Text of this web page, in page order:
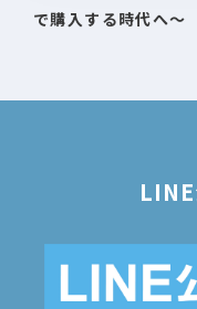
で購入する時代へ〜